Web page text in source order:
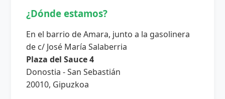
¿Dónde estamos?
En el barrio de Amara, junto a la gasolinera
de c/ José María Salaberria
Plaza del Sauce 4
Donostia - San Sebastián
20010, Gipuzkoa